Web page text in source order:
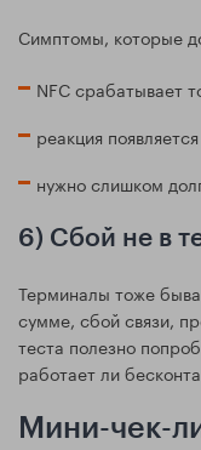
Симптомы, которые
NFC срабатывает
реакция
нужно слишком
6) Сбой не в
Терминалы тоже
сумме, сбой связи,
теста полезно
работает ли
Мини-чек-